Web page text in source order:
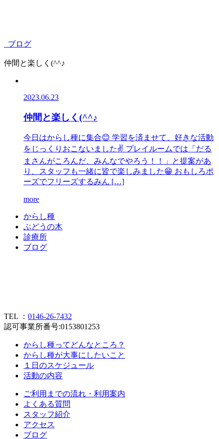
ブログ
仲間と楽しく(^^♪
2023.06.23
仲間と楽しく(^^♪
今日はからし種に集合😊 学習を済ませて、好きな活動
をじっくりおこないました✌ プレイルームでは「だる
まさんがころんだ、みんなでやろう！！」と提案があ
り、スタッフも一緒に皆で楽しみました😁 おもしろポ
ーズでフリーズするみん […]
more
から し種
ぶどう の木
診療所
ブロ グ
TEL ： 0146-26-7432
認可事業所番号:0153801253
からし種ってどんなところ？
からし種が大事にしたいこと
１日のスケジュール
活動の内容
ご利用までの流れ・利用案内
よくある質問
スタッフ紹介
アクセス
ブログ